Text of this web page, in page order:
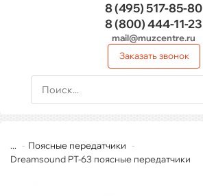
8 (495)517-85-80
8 (800)444-11-23
mail@muzcentre.ru
Заказать звонок
...
Поясные передатчики
Dreamsound PT-63 поясные передатчики